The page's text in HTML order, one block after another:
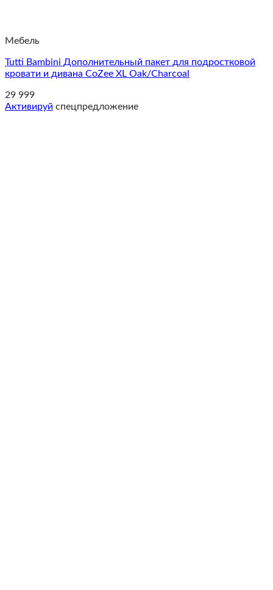
Мебель
Tutti Bambini Дополнительный пакет для подростковой
кровати и дивана CoZee XL Oak/Charcoal
29 999
Активируй спецпредложение